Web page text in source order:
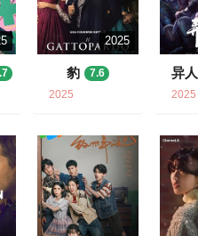
2025
豹
7.6
2025
异
战！
2025